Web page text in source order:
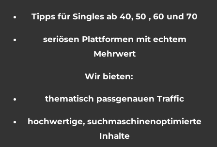
Tipps für Singles ab 40, 50 , 60 und 70
seriösen Plattformen mit echtem
Mehrwert
Wir bieten:
thematisch passgenauen Traffic
hochwertige, suchmaschinenoptimierte
Inhalte